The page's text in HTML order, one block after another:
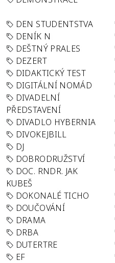
DEN STUDENTSTVA
DENÍK N
DEŠTNÝ PRALES
DEZERT
DIDAKTICKÝ TEST
DIGITÁLNÍ NOMÁD
DIVADELNÍ
PŘEDSTAVENÍ
DIVADLO HYBERNIA
DIVOKEJBILL
DJ
DOBRODRUŽSTVÍ
DOC. RNDR. JAK
KUBEŠ
DOKONALÉ TICHO
DOUČOVÁNÍ
DRAMA
DRBA
DUTERTRE
EF